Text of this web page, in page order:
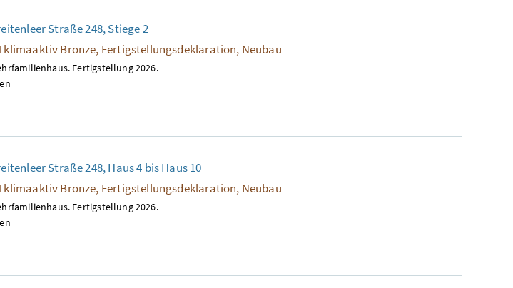
Straße 248, Stiege 2
klimaaktiv Bronze, Fertigstellungsdeklaration, Neubau
Fertigstellung 2026.
Straße 248, Haus 4 bis Haus 10
klimaaktiv Bronze, Fertigstellungsdeklaration, Neubau
Fertigstellung 2026.